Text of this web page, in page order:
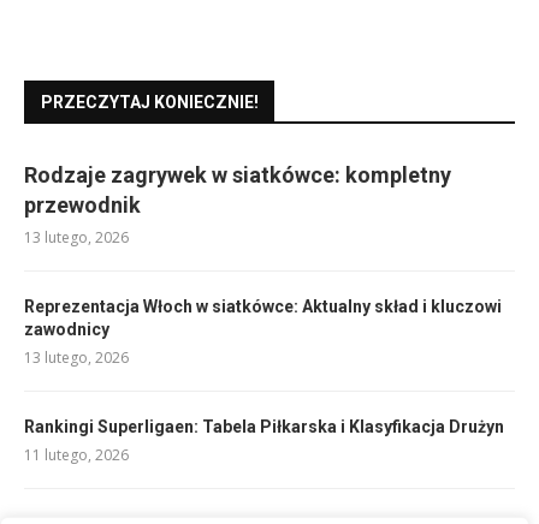
PRZECZYTAJ KONIECZNIE!
Rodzaje zagrywek w siatkówce: kompletny
przewodnik
13 lutego, 2026
Reprezentacja Włoch w siatkówce: Aktualny skład i kluczowi
zawodnicy
13 lutego, 2026
Rankingi Superligaen: Tabela Piłkarska i Klasyfikacja Drużyn
11 lutego, 2026